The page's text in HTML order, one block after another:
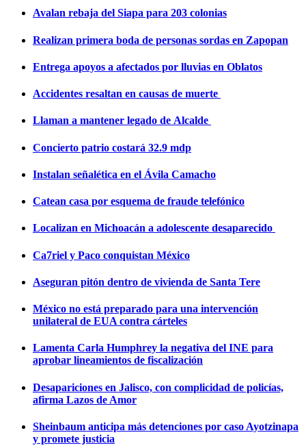
Avalan rebaja del Siapa para 203 colonias
Realizan primera boda de personas sordas en Zapopan
Entrega apoyos a afectados por lluvias en Oblatos
Accidentes resaltan en causas de muerte
Llaman a mantener legado de Alcalde
Concierto patrio costará 32.9 mdp
Instalan señalética en el Ávila Camacho
Catean casa por esquema de fraude telefónico
Localizan en Michoacán a adolescente desaparecido
Ca7riel y Paco conquistan México
Aseguran pitón dentro de vivienda de Santa Tere
México no está preparado para una intervención
unilateral de EUA contra cárteles
Lamenta Carla Humphrey la negativa del INE para
aprobar lineamientos de fiscalización
Desapariciones en Jalisco, con complicidad de policías,
afirma Lazos de Amor
Sheinbaum anticipa más detenciones por caso Ayotzinapa
y promete justicia